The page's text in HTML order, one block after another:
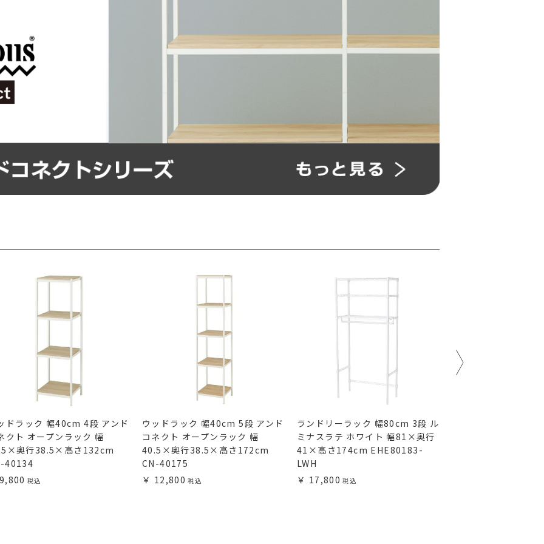
ドラック 幅40cm 4段 アンド
クト オープンラック 幅
奥行38.5×高さ132cm
40134
ウッドラック 幅40cm 5段 アンド
コネクト オープンラック 幅
40.5×奥行38.5×高さ172cm
CN-40175
12,800
ランドリーラック 幅80cm 3段 ル
ミナスラテ ホワイト 幅81×奥行
41×高さ174cm EHE80183-
LWH
17,800